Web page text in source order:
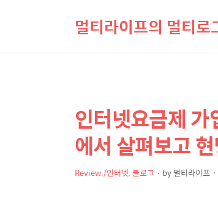
멀티라이프의 멀티로
상
세
컨
텐
본
문
제
인터넷요금제
에서 살펴보고
Review./인터넷, 블로그 by멀티라이프